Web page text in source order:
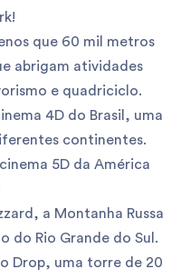
que 60 mil metros
abrigam atividades
e quadriciclo.
4D do Brasil, uma
continentes.
5D da América
a Montanha Russa
do Rio Grande do Sul.
Drop, uma torre de 20